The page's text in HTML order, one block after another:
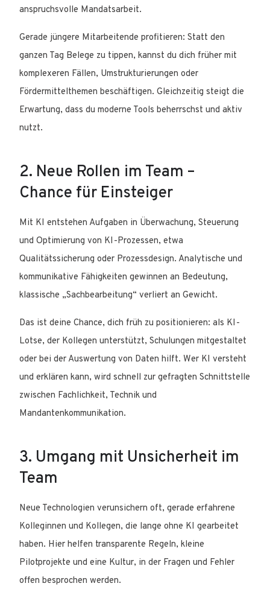
anspruchsvolle Mandatsarbeit.
Gerade jüngere Mitarbeitende profitieren: Statt den
ganzen Tag Belege zu tippen, kannst du dich früher mit
komplexeren Fällen, Umstrukturierungen oder
Fördermittelthemen beschäftigen. Gleichzeitig steigt die
Erwartung, dass du moderne Tools beherrschst und aktiv
nutzt.
2. Neue Rollen im Team –
Chance für Einsteiger
Mit KI entstehen Aufgaben in Überwachung, Steuerung
und Optimierung von KI-Prozessen, etwa
Qualitätssicherung oder Prozessdesign. Analytische und
kommunikative Fähigkeiten gewinnen an Bedeutung,
klassische „Sachbearbeitung“ verliert an Gewicht.
Das ist deine Chance, dich früh zu positionieren: als KI-
Lotse, der Kollegen unterstützt, Schulungen mitgestaltet
oder bei der Auswertung von Daten hilft. Wer KI versteht
und erklären kann, wird schnell zur gefragten Schnittstelle
zwischen Fachlichkeit, Technik und
Mandantenkommunikation.
3. Umgang mit Unsicherheit im
Team
Neue Technologien verunsichern oft, gerade erfahrene
Kolleginnen und Kollegen, die lange ohne KI gearbeitet
haben. Hier helfen transparente Regeln, kleine
Pilotprojekte und eine Kultur, in der Fragen und Fehler
offen besprochen werden.